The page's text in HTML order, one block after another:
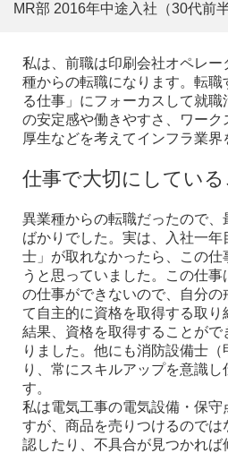
MR部 2016年中途入社（30代前半
私は、前職は印刷会社オペレー
種からの転職になります。転職
る仕事」にフォーカスして就
の安定感や働きやすさ、ワーク
厚生などを考えてインフラ業界
仕事で大切にしている
異業種からの転職だったので、
ばかりでした。実は、入社一
士」が取れなかったら、この仕
うと思っていました。この仕
の仕事ができないので、自分の
て自主的に資格を取得する取
結果、資格を取得することが
りました。他にも消防設備士
り、常にスキルアップを意識し
す。
私は電気工事の電気設備・保
すが、商品を売りつけるのでは
認したり、不具合が見つかれ